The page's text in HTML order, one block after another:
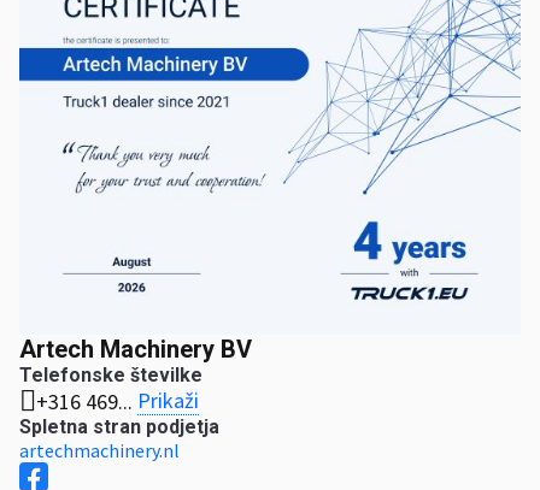
Artech Machinery BV
Telefonske številke
+316 469... Prikaži
Spletna stran podjetja
artechmachinery.nl